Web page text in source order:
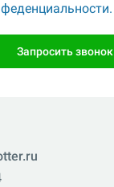
Запросить звонок